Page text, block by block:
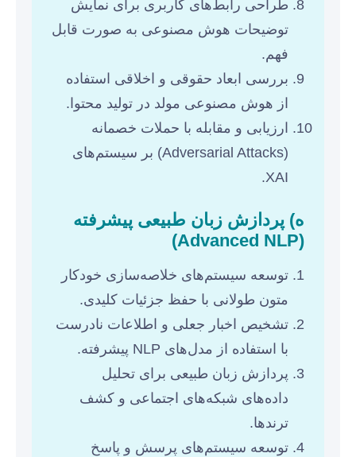
طراحی رابط‌های کاربری برای نمایش
توضیحات هوش مصنوعی به صورت قابل
فهم.
بررسی ابعاد حقوقی و اخلاقی استفاده
از هوش مصنوعی مولد در تولید محتوا.
ارزیابی و مقابله با حملات خصمانه
(Adversarial Attacks) بر سیستم‌های
XAI.
ه) پردازش زبان طبیعی پیشرفته
(Advanced NLP)
توسعه سیستم‌های خلاصه‌سازی خودکار
متون طولانی با حفظ جزئیات کلیدی.
تشخیص اخبار جعلی و اطلاعات نادرست
با استفاده از مدل‌های NLP پیشرفته.
پردازش زبان طبیعی برای تحلیل
داده‌های شبکه‌های اجتماعی و کشف
ترندها.
توسعه سیستم‌های پرسش و پاسخ